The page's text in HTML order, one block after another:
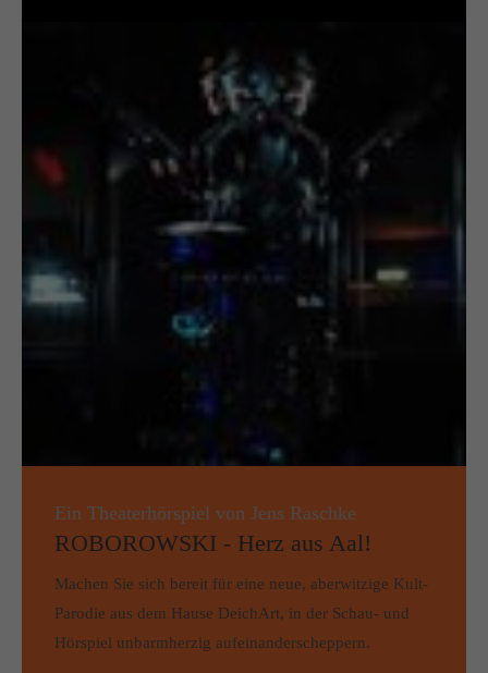
Ein Theaterhörspiel von Jens Raschke
ROBOROWSKI - Herz aus Aal!
Machen Sie sich bereit für eine neue, aberwitzige Kult-
Parodie aus dem Hause DeichArt, in der Schau- und
Hörspiel unbarmherzig aufeinanderscheppern.